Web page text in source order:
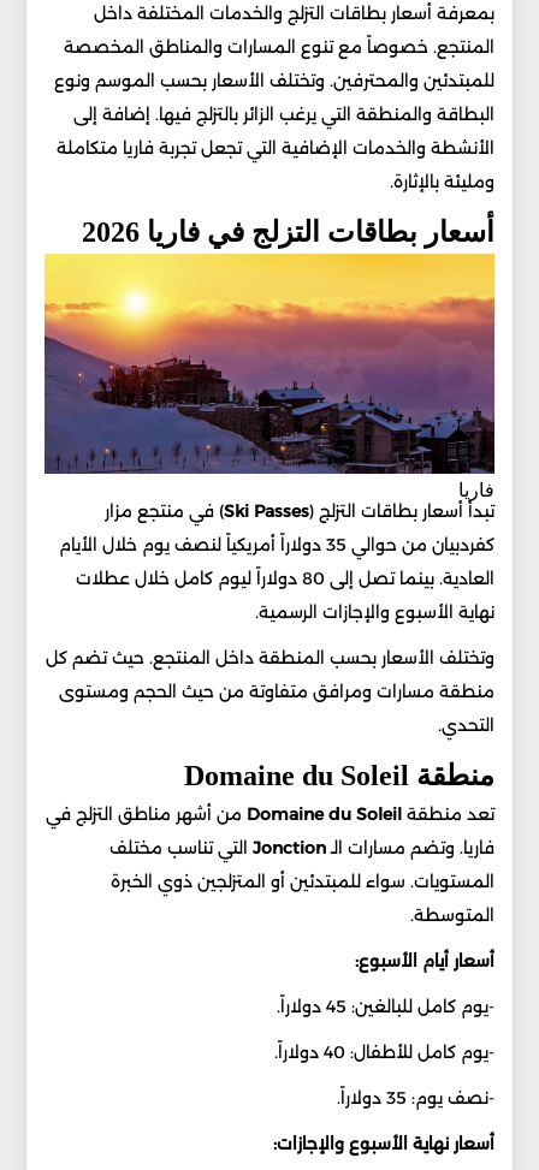
بمعرفة أسعار بطاقات التزلج والخدمات المختلفة داخل
المنتجع. خصوصاً مع تنوع المسارات والمناطق المخصصة
للمبتدئين والمحترفين. وتختلف الأسعار بحسب الموسم ونوع
البطاقة والمنطقة التي يرغب الزائر بالتزلج فيها. إضافة إلى
الأنشطة والخدمات الإضافية التي تجعل تجربة فاريا متكاملة
ومليئة بالإثارة.
أسعار بطاقات التزلج في فاريا 2026
فاريا
تبدأ أسعار بطاقات التزلج (Ski Passes) في منتجع مزار
كفردبيان من حوالي 35 دولاراً أمريكياً لنصف يوم خلال الأيام
العادية. بينما تصل إلى 80 دولاراً ليوم كامل خلال عطلات
نهاية الأسبوع والإجازات الرسمية.
وتختلف الأسعار بحسب المنطقة داخل المنتجع. حيث تضم كل
منطقة مسارات ومرافق متفاوتة من حيث الحجم ومستوى
التحدي.
منطقة Domaine du Soleil
تعد منطقةDomaine du Soleil من أشهر مناطق التزلج في
فاريا. وتضم مسارات الـJonction التي تناسب مختلف
المستويات. سواء للمبتدئين أو المتزلجين ذوي الخبرة
المتوسطة.
أسعار أيام الأسبوع:
-يوم كامل للبالغين: 45 دولاراً.
-يوم كامل للأطفال: 40 دولاراً.
-نصف يوم: 35 دولاراً.
أسعار نهاية الأسبوع والإجازات: